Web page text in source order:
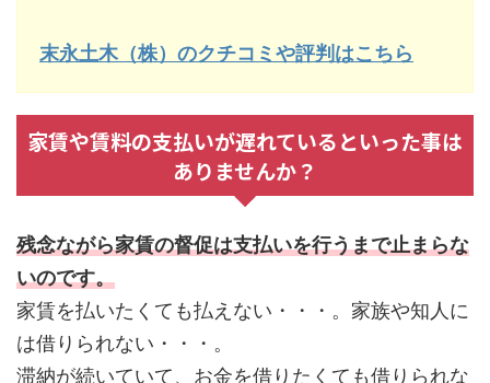
末永土木（株）のクチコミや評判はこちら
家賃や賃料の支払いが遅れているといった事は
ありませんか？
残念ながら家賃の督促は支払いを行うまで止まらな
いのです。
家賃を払いたくても払えない・・・。家族や知人に
は借りられない・・・。
滞納が続いていて、お金を借りたくても借りられな